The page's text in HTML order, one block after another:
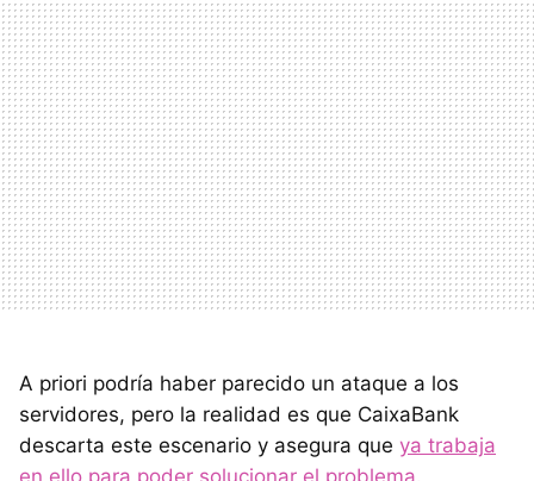
A priori podría haber parecido un ataque a los
servidores, pero la realidad es que CaixaBank
descarta este escenario y asegura que ya trabaja